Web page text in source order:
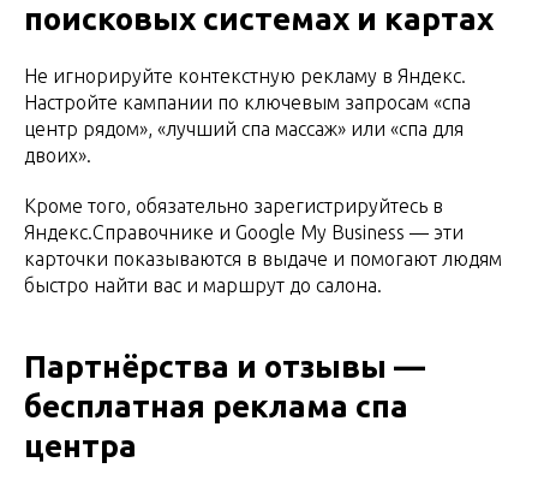
поисковых системах и картах
Не игнорируйте контекстную рекламу в Яндекс.
Настройте кампании по ключевым запросам «спа
центр рядом», «лучший спа массаж» или «спа для
двоих».
Кроме того, обязательно зарегистрируйтесь в
Яндекс.Справочнике и Google My Business — эти
карточки показываются в выдаче и помогают людям
быстро найти вас и маршрут до салона.
Партнёрства и отзывы —
бесплатная реклама спа
центра